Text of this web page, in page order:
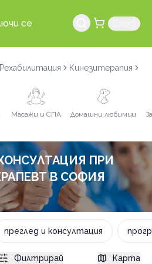
се
Рехабилитация Кинезитерапия
Масажи и СПА Домашни любимци
ПРИ
В СОФИЯ
преглед и консултация
Филтрирай Карта